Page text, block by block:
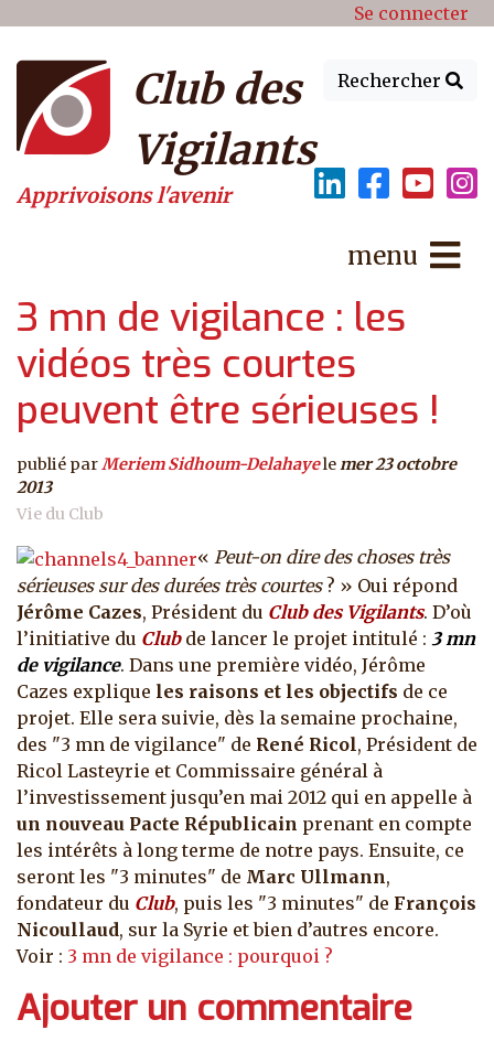
Menu du compte de Se connecter
Rechercher
Club des
Vigilants
Apprivoisons l'avenir
menu
3 mn de vigilance : les
vidéos très courtes
peuvent être sérieuses !
publié parMeriem Sidhoum-Delahayelemer 23 octobre
2013
Vie du Club
« Peut-on dire des choses très
sérieuses sur des durées très courtes? » Oui répond
Jérôme Cazes, Président du Club des Vigilants. D’où
l’initiative du Clubde lancer le projet intitulé : 3 mn
de vigilance. Dans une première vidéo, Jérôme
Cazes explique les raisons et les objectifs de ce
projet. Elle sera suivie, dès la semaine prochaine,
des "3 mn de vigilance" de René Ricol, Président de
Ricol Lasteyrie et Commissaire général à
l’investissement jusqu’en mai 2012 qui en appelle à
un nouveau Pacte Républicain prenant en compte
les intérêts à long terme de notre pays. Ensuite, ce
seront les "3 minutes" de Marc Ullmann,
fondateur du Club, puis les "3 minutes" de François
Nicoullaud, sur la Syrie et bien d’autres encore.
Voir : 3 mn de vigilance : pourquoi ?
Ajouter un commentaire